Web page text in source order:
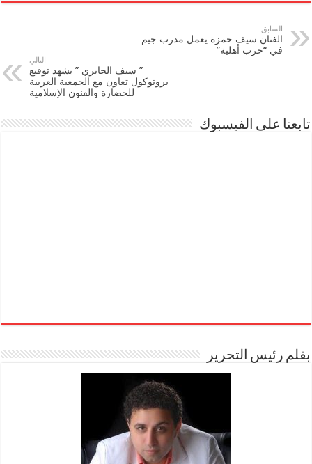
السابق
الفنان سيف حمزة يعمل مدرب جيم
في “حرب أهلية”
التالي
” سيف الجابري ” يشهد توقيع
بروتوكول تعاون مع الجمعية العربية
للحضارة والفنون الإسلامية
تابعنا على الفيسبوك
بقلم رئيس التحرير